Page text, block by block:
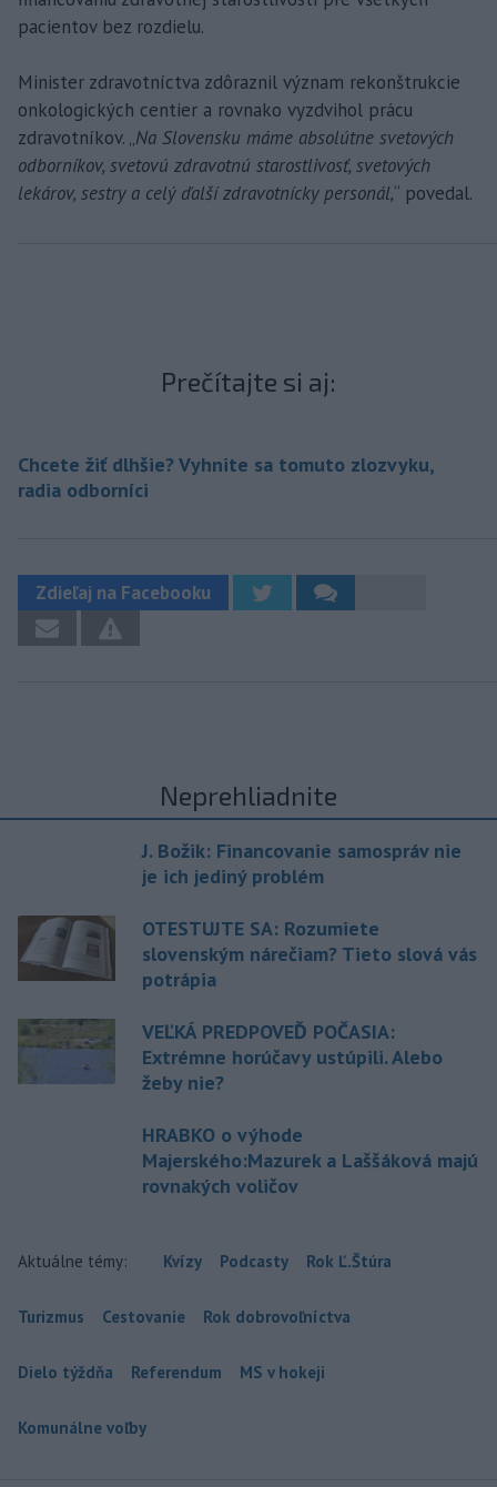
pacientov bez rozdielu.
Minister zdravotníctva zdôraznil význam rekonštrukcie
onkologických centier a rovnako vyzdvihol prácu
zdravotníkov. „Na Slovensku máme absolútne svetových
odborníkov, svetovú zdravotnú starostlivosť, svetových
lekárov, sestry a celý ďalší zdravotnícky personál,“ povedal.
Prečítajte si aj:
Chcete žiť dlhšie? Vyhnite sa tomuto zlozvyku,
radia odborníci
Zdieľaj na Facebooku
Neprehliadnite
J. Božik: Financovanie samospráv nie
je ich jediný problém
OTESTUJTE SA: Rozumiete
slovenským nárečiam? Tieto slová vás
potrápia
VEĽKÁ PREDPOVEĎ POČASIA:
Extrémne horúčavy ustúpili. Alebo
žeby nie?
HRABKO o výhode
Majerského:Mazurek a Laššáková majú
rovnakých voličov
Aktuálne témy: Kvízy Podcasty Rok Ľ.Štúra
Turizmus Cestovanie Rok dobrovoľníctva
Dielo týždňa Referendum MS v hokeji
Komunálne voľby